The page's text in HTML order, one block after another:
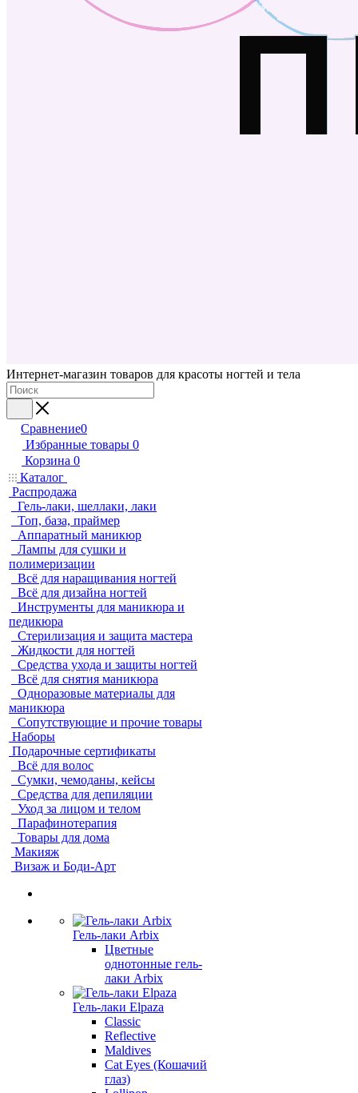
Интернет-магазин товаров для красоты ногтей и тела
Сравнение0
Избранные товары 0
Корзина 0
Каталог
Распродажа
Гель-лаки, шеллаки, лаки
Топ, база, праймер
Аппаратный маникюр
Лампы для сушки и
полимеризации
Всё для наращивания ногтей
Всё для дизайна ногтей
Инструменты для маникюра и
педикюра
Стерилизация и защита мастера
Жидкости для ногтей
Средства ухода и защиты ногтей
Всё для снятия маникюра
Одноразовые материалы для
маникюра
Сопутствующие и прочие товары
Наборы
Подарочные сертификаты
Всё для волос
Сумки, чемоданы, кейсы
Средства для депиляции
Уход за лицом и телом
Парафинотерапия
Товары для дома
Макияж
Визаж и Боди-Арт
Гель-лаки Arbix
Цветные
однотонные гель-
лаки Arbix
Гель-лаки Elpaza
Classic
Reflective
Maldives
Cat Eyes (Кошачий
глаз)